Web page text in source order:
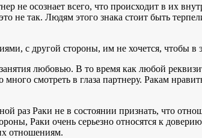
не осознает всего, что происходит в их
не так. Людям этого знака стоит быть
с другой стороны, им не хочется, чтобы
любовью. В то время как любой
смотреть в глаза партнеру. Ракам
раз Раки не в состоянии признать, что
Раки очень серьезно относятся к
отношениям.